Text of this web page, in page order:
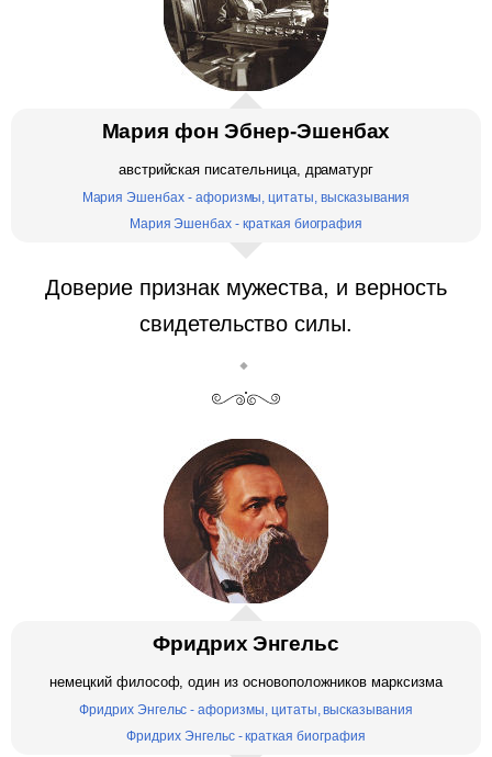
Мария фон Эбнер-Эшенбах
австрийская писательница, драматург
Мария Эшенбах - афоризмы, цитаты, высказывания
Мария Эшенбах - краткая биография
Доверие признак мужества, и верность
свидетельство силы.
Фридрих Энгельс
немецкий философ, один из основоположников марксизма
Фридрих Энгельс - афоризмы, цитаты, высказывания
Фридрих Энгельс - краткая биография